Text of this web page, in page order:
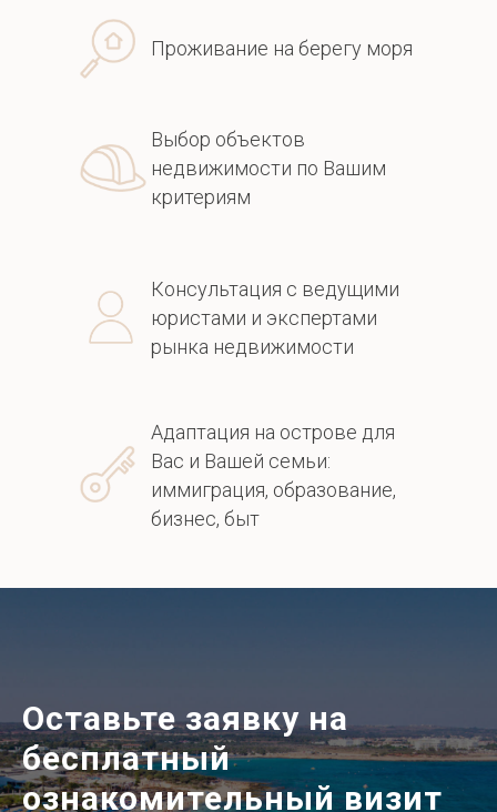
Консультация с ведущими
юристами и экспертами
рынка недвижимости
Проживание на берегу моря
Выбор объектов
недвижимости по Вашим
критериям
Адаптация на острове для
Вас и Вашей семьи:
иммиграция, образование,
бизнес, быт
Оставьте заявку на
бесплатный
ознакомительный визит